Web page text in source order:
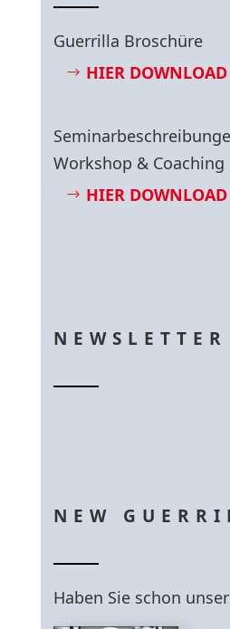
Guerrilla Broschüre
HIER DOWNLOAD
Workshop & Coaching
HIER DOWNLOAD
NEWSLETTER
NEW
Haben Sie schon